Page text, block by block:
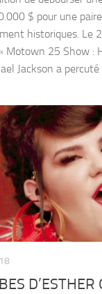
$ pour une
historiques. Le
Motown 25 Show :
Jackson a percuté